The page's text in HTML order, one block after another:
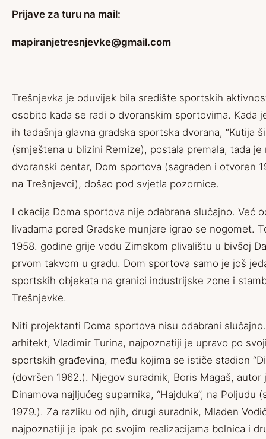
Prijave za turu na mail:
mapiranjetresnjevke@gmail.com
Trešnjevka je oduvijek bila središte sportskih
osobito kada se radi o dvoranskim sportovima. Kada
ih tadašnja glavna gradska sportska dvorana, “Kutija
(smještena u blizini Remize), postala premala, tada
dvoranski centar, Dom sportova (sagrađen i otvoren
na Trešnjevci), došao pod svjetla pozornice.
Lokacija Doma sportova nije odabrana slučajno. Već
livadama pored Gradske munjare igrao se nogomet.
1958. godine grije vodu Zimskom plivalištu u bivšoj
prvom takvom u gradu. Dom sportova samo je još
sportskih objekata na granici industrijske zone i
Trešnjevke.
Niti projektanti Doma sportova nisu odabrani
arhitekt, Vladimir Turina, najpoznatiji je upravo po
sportskih građevina, među kojima se ističe stadion
(dovršen 1962.). Njegov suradnik, Boris Magaš, autor
Dinamova najljućeg suparnika, “Hajduka”, na Poljudu
1979.). Za razliku od njih, drugi suradnik, Mladen
najpoznatiji je ipak po svojim realizacijama bolnica i